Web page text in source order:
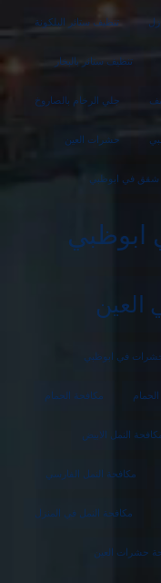
تنظيف ستائر البلكونة
تنظيف ستائر بالبخار
جلي الرخام بالصاروخ
حشرات العين
شقق في ابوظبي
في ابوظبي
مكافحة الحمام
النمل الابيض
مكافحة النمل الفارسي
مكافحة النمل في المنزل
حشرات العين